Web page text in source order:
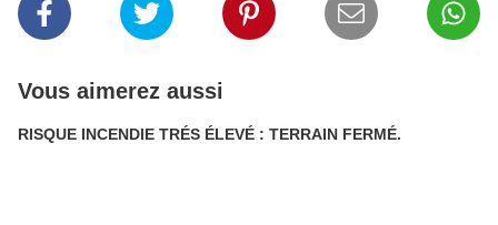
Vous aimerez aussi
RISQUE INCENDIE TRÉS ÉLEVÉ : TERRAIN FERMÉ.